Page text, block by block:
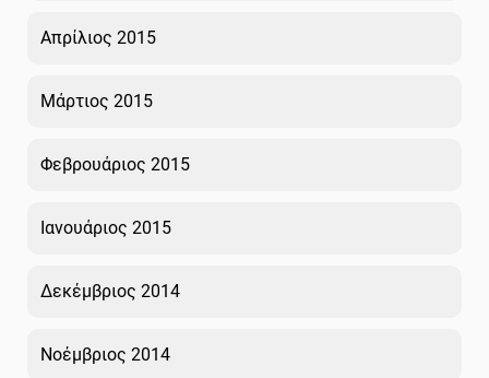
Απρίλιος 2015
Μάρτιος 2015
Φεβρουάριος 2015
Ιανουάριος 2015
Δεκέμβριος 2014
Νοέμβριος 2014